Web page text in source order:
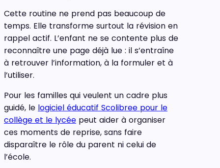
Cette routine ne prend pas beaucoup de
temps. Elle transforme surtout la révision en
rappel actif. L’enfant ne se contente plus de
reconnaître une page déjà lue : il s’entraîne
à retrouver l’information, à la formuler et à
l’utiliser.
Pour les familles qui veulent un cadre plus
guidé, le logiciel éducatif Scolibree pour le
collège et le lycée peut aider à organiser
ces moments de reprise, sans faire
disparaître le rôle du parent ni celui de
l’école.